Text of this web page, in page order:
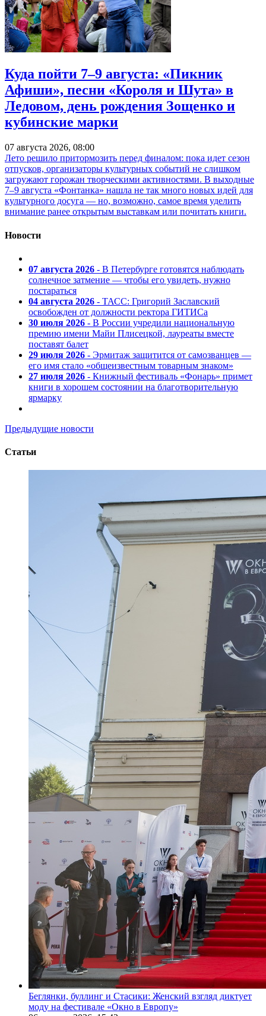
Куда пойти 7–9 августа: «Пикник
Афиши», песни «Короля и Шута» в
Ледовом, день рождения Зощенко и
кубинские марки
07 августа 2026, 08:00
Лето решило притормозить перед финалом: пока идет сезон
отпусков, организаторы культурных событий не слишком
загружают горожан творческими активностями. В выходные
7–9 августа «Фонтанка» нашла не так много новых идей для
культурного досуга — но, возможно, самое время уделить
внимание ранее открытым выставкам или почитать книги.
Новости
07 августа 2026 - В Петербурге готовятся наблюдать
солнечное затмение — чтобы его увидеть, нужно
постараться
04 августа 2026 - ТАСС: Григорий Заславский
освобожден от должности ректора ГИТИСа
30 июля 2026 - В России учредили национальную
премию имени Майи Плисецкой, лауреаты вместе
поставят балет
29 июля 2026 - Эрмитаж защитится от самозванцев —
его имя стало «общеизвестным товарным знаком»
27 июля 2026 - Книжный фестиваль «Фонарь» примет
книги в хорошем состоянии на благотворительную
ярмарку
Предыдущие новости
Статьи
Беглянки, буллинг и Стасики: Женский взгляд диктует
моду на фестивале «Окно в Европу»